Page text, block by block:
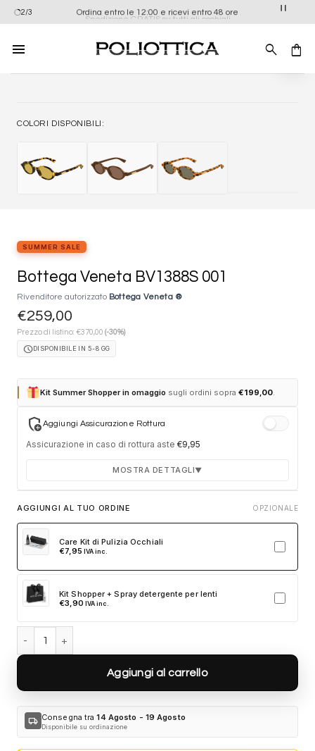
Salta
ai
contenuti
2/3
Spedizione GRATIS su tutti gli occhiali
Ordina entro le 12:00 e ricevi entro 48 ore
COLORI DISPONIBILI:
SUMMER SALE
Bottega Veneta BV1388S 001
Rivenditore autorizzato Bottega Veneta ®
€259,00
Prezzo di listino: €370,00 (-30%)
scheduleDISPONIBILE IN 5-8 GG
Kit Summer Shopper in omaggio sugli ordini sopra€199,00
add_moderatorAggiungi Assicurazione Rottura
Assicurazione in caso di rottura aste €9,95
MOSTRA DETTAGLI▼
Durata 12 mesi dalla consegna dell'ordine
Fino a 2 sostituzioni delle aste in caso di danno
accidentale
Ricambi originali e certificati del produttore
Spedizione espressa delle aste nuove
Clicca sulla card per attivare l'assicurazione. Se non clicchi, non
verrà aggiunta al tuo ordine.
AGGIUNGI AL TUO ORDINE OPZIONALE
Care Kit di Pulizia Occhiali
€7,95 IVA inc.
Kit Shopper + Spray detergente per lenti
€3,90 IVA inc.
Aggiungi al carrello
local_shipping Consegna tra14 Agosto - 19 Agosto
Disponibile su ordinazione